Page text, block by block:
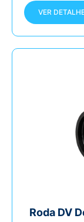
VER
Roda DV